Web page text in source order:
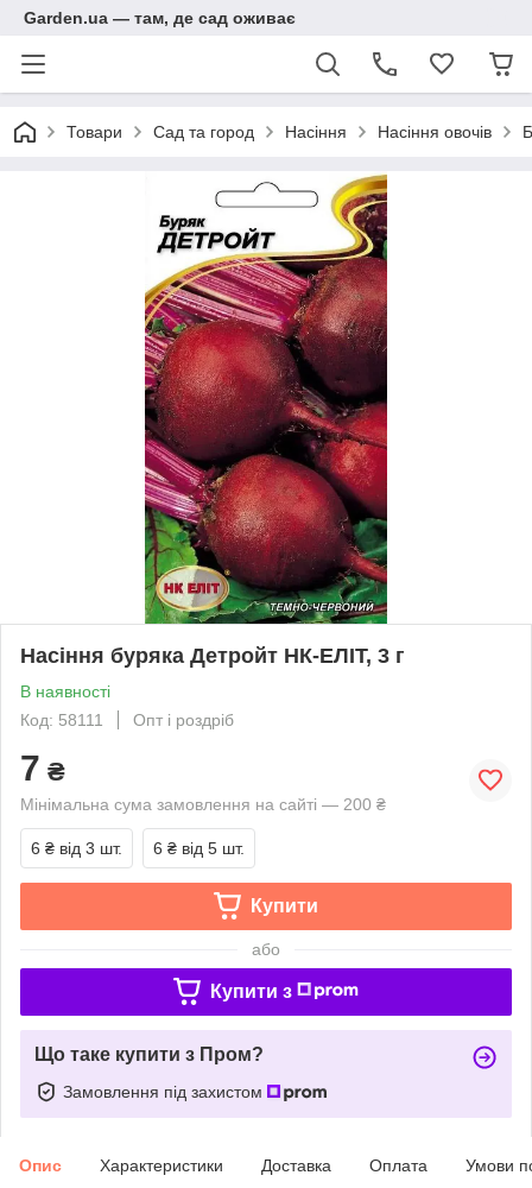
Garden.ua — там, де сад оживає
Товари Сад та город Насіння Насіння овочів
Насіння буряка Детройт НК-ЕЛІТ, 3 г
В наявності
Код: 58111
Опт і роздріб
7 ₴
Мінімальна сума замовлення на сайті — 200 ₴
6 ₴ від 3 шт. 6 ₴ від 5 шт.
Купити
або
Купити з
Що таке купити з Пром?
Замовлення під захистом
Опис Характеристики Доставка Оплата Умови